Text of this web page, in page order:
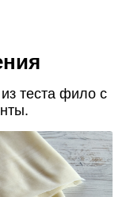
теста фило с